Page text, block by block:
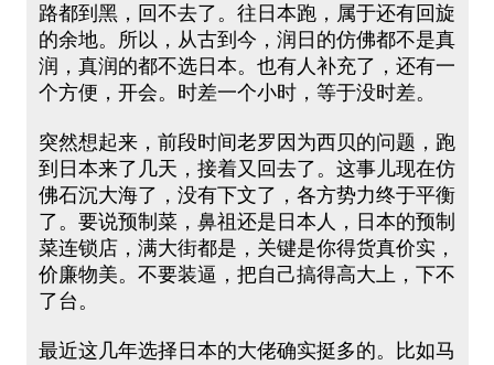
路都到黑，回不去了。往日本跑，属于还有回旋
的余地。所以，从古到今，润日的仿佛都不是真
润，真润的都不选日本。也有人补充了，还有一
个方便，开会。时差一个小时，等于没时差。
突然想起来，前段时间老罗因为西贝的问题，跑
到日本来了几天，接着又回去了。这事儿现在仿
佛石沉大海了，没有下文了，各方势力终于平衡
了。要说预制菜，鼻祖还是日本人，日本的预制
菜连锁店，满大街都是，关键是你得货真价实，
价廉物美。不要装逼，把自己搞得高大上，下不
了台。
最近这几年选择日本的大佬确实挺多的。比如马